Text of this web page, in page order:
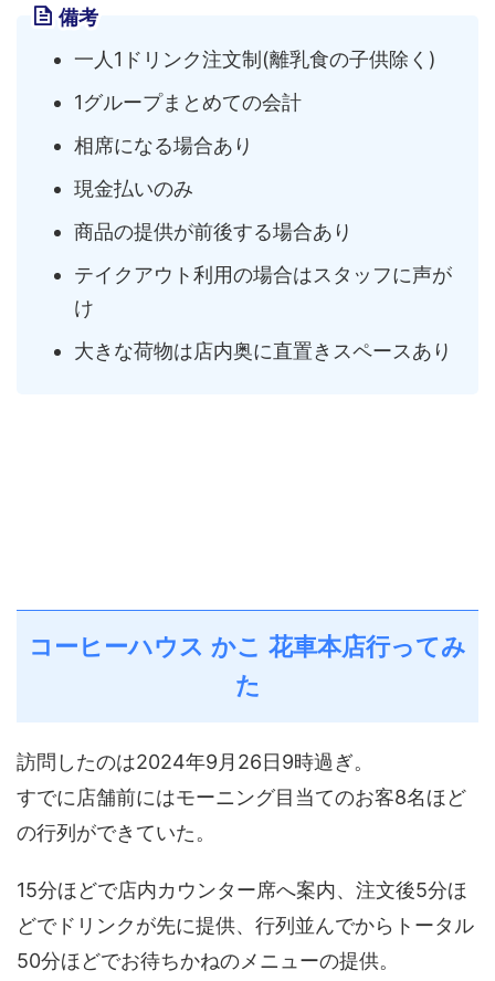
備考
一人1ドリンク注文制(離乳食の子供除く)
1グループまとめての会計
相席になる場合あり
現金払いのみ
商品の提供が前後する場合あり
テイクアウト利用の場合はスタッフに声が
け
大きな荷物は店内奥に直置きスペースあり
コーヒーハウス かこ 花車本店行ってみ
た
訪問したのは2024年9月26日9時過ぎ。
すでに店舗前にはモーニング目当てのお客8名ほど
の行列ができていた。
15分ほどで店内カウンター席へ案内、注文後5分ほ
どでドリンクが先に提供、行列並んでからトータル
50分ほどでお待ちかねのメニューの提供。